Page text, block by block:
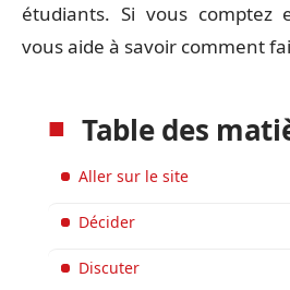
étudiants. Si vous comptez
vous aide à savoir comment
Table des
Aller sur le site
Décider
Discuter